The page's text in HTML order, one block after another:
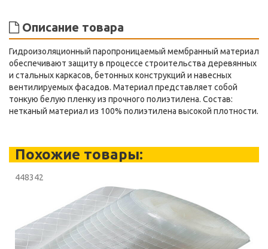
Описание товара
Гидроизоляционный паропроницаемый мембранный материал
обеспечивают защиту в процессе строительства деревянных
и стальных каркасов, бетонных конструкций и навесных
вентилируемых фасадов. Материал представляет собой
тонкую белую пленку из прочного полиэтилена. Состав:
нетканый материал из 100% полиэтилена высокой плотности.
Похожие товары:
448342